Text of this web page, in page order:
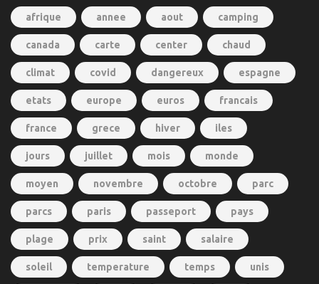
afrique annee aout camping
canada carte center chaud
climat covid dangereux espagne
etats europe euros francais
france grece hiver iles
jours juillet mois monde
moyen novembre octobre parc
parcs paris passeport pays
plage prix saint salaire
soleil temperature temps unis